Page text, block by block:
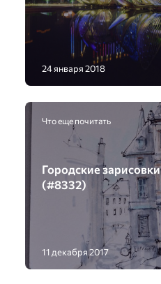
24 января 2018
Что еще почитать
Городские зарисовки
(#8332)
11 декабря 2017